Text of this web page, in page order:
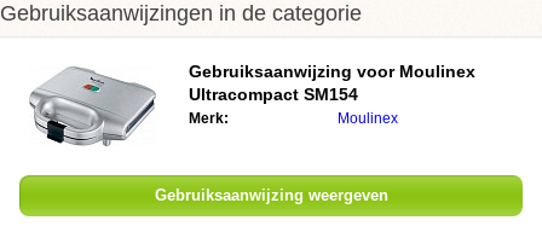
Gebruiksaanwijzingen in de categorie
Gebruiksaanwijzing voor Moulinex
Ultracompact SM154
Merk: Moulinex
Gebruiksaanwijzing weergeven